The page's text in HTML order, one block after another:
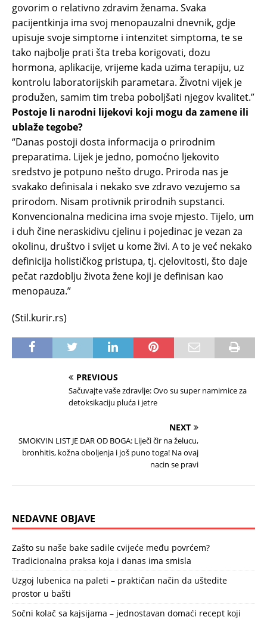
govorim o relativno zdravim ženama. Svaka
pacijentkinja ima svoj menopauzalni dnevnik, gdje
upisuje svoje simptome i intenzitet simptoma, te se
tako najbolje prati šta treba korigovati, dozu
hormona, aplikacije, vrijeme kada uzima terapiju, uz
kontrolu laboratorijskih parametara. Životni vijek je
produžen, samim tim treba poboljšati njegov kvalitet.”
Postoje li narodni lijekovi koji mogu da zamene ili
ublaže tegobe?
“Danas postoji dosta informacija o prirodnim
preparatima. Lijek je jedno, pomoćno ljekovito
sredstvo je potpuno nešto drugo. Priroda nas je
svakako definisala i nekako sve zdravo vezujemo sa
prirodom. Nisam protivnik prirodnih supstanci.
Konvencionalna medicina ima svoje mjesto. Tijelo, um
i duh čine neraskidivu cjelinu i pojedinac je vezan za
okolinu, društvo i svijet u kome živi. A to je već nekako
definicija holističkog pristupa, tj. cjelovitosti, što daje
pečat razdoblju života žene koji je definisan kao
menopauza.”
(Stil.kurir.rs)
PREVIOUS
Sačuvajte vaše zdravlje: Ovo su super namirnice za
detoksikaciju pluća i jetre
NEXT
SMOKVIN LIST JE DAR OD BOGA: Liječi čir na želucu,
bronhitis, kožna oboljenja i još puno toga! Na ovaj
nacin se pravi
NEDAVNE OBJAVE
Zašto su naše bake sadile cvijeće među povrćem?
Tradicionalna praksa koja i danas ima smisla
Uzgoj lubenica na paleti – praktičan način da uštedite
prostor u bašti
Sočni kolač sa kajsijama – jednostavan domaći recept koji